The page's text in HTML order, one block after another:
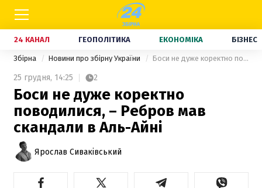
24 КАНАЛ ГЕОПОЛІТИКА ЕКОНОМІКА БІЗНЕС
Збірна Новини про збірну України Боси не дуже коректно поводилися, – Ребров мав скандали в Аль-Айні
25 грудня, 14:25 2
Боси не дуже коректно
поводилися, – Ребров мав
скандали в Аль-Айні
Ярослав Сиваківський